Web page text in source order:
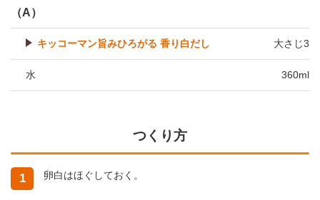
（A）
キッコーマン旨みひろがる 香り白だし 大さじ3
水 360ml
つくり方
1 卵白はほぐしておく。